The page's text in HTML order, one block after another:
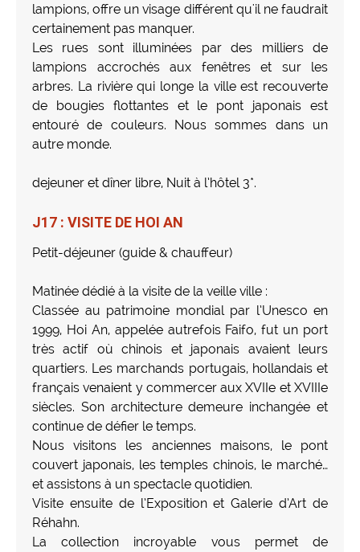
lampions, offre un visage différent qu'il ne faudrait
certainement pas manquer.
Les rues sont illuminées par des milliers de
lampions accrochés aux fenêtres et sur les
arbres. La rivière qui longe la ville est recouverte
de bougies flottantes et le pont japonais est
entouré de couleurs. Nous sommes dans un
autre monde.
dejeuner et dîner libre, Nuit à l’hôtel 3*.
J17 : VISITE DE HOI AN
Petit-déjeuner (guide & chauffeur)
Matinée dédié à la visite de la veille ville :
Classée au patrimoine mondial par l’Unesco en
1999, Hoi An, appelée autrefois Faifo, fut un port
très actif où chinois et japonais avaient leurs
quartiers. Les marchands portugais, hollandais et
français venaient y commercer aux XVIIe et XVIIIe
siècles. Son architecture demeure inchangée et
continue de défier le temps.
Nous visitons les anciennes maisons, le pont
couvert japonais, les temples chinois, le marché…
et assistons à un spectacle quotidien.
Visite ensuite de l’Exposition et Galerie d’Art de
Réhahn.
La collection incroyable vous permet de